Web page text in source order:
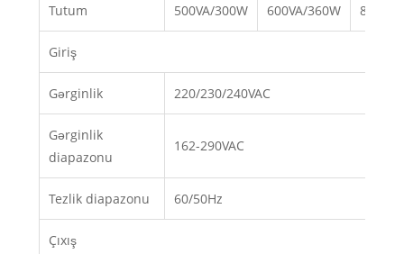
Tutum 500VA/300W 600VA/360W
Giriş
Gərginlik 220/230/240VAC
Gərginlik
diapazonu
162-290VAC
Tezlik diapazonu 60/50Hz
Çıxış